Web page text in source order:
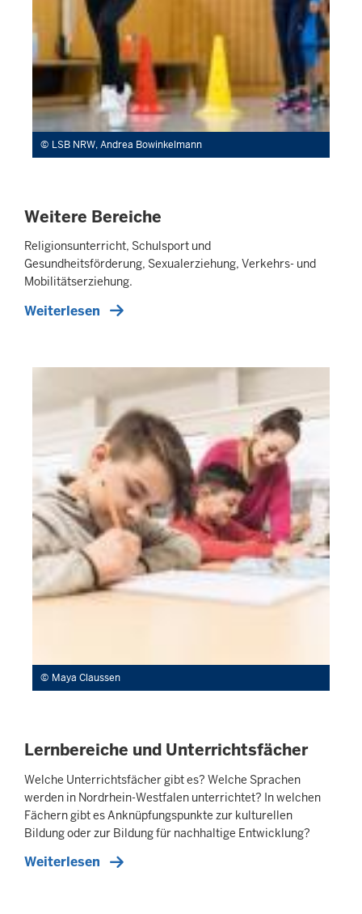
LSB NRW, Andrea Bowinkelmann
Weitere Bereiche
Religionsunterricht, Schulsport und
Gesundheitsförderung, Sexualerziehung, Verkehrs- und
Mobilitätserziehung.
Weiterlesen
Maya Claussen
Lernbereiche und Unterrichtsfächer
Welche Unterrichtsfächer gibt es? Welche Sprachen
werden in Nordrhein-Westfalen unterrichtet? In welchen
Fächern gibt es An­knüpfungs­punkte zur kulturellen
Bildung oder zur Bildung für nachhaltige Entwicklung?
Weiterlesen